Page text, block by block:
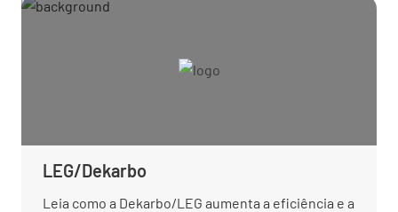
LEG/Dekarbo
Leia como a Dekarbo/LEG aumenta a eficiência e a